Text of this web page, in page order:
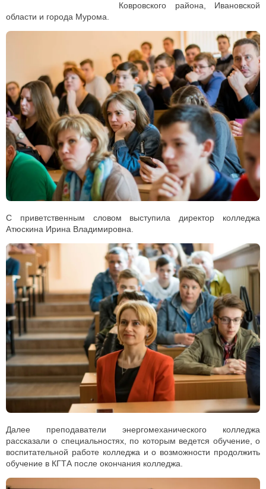
Ковровского района, Ивановской
области и города Мурома.
С приветственным словом выступила директор колледжа
Атюскина Ирина Владимировна.
Далее преподаватели энергомеханического колледжа
рассказали о специальностях, по которым ведется обучение, о
воспитательной работе колледжа и о возможности продолжить
обучение в КГТА после окончания колледжа.